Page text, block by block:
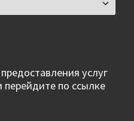
услуг
перейдите по ссылке